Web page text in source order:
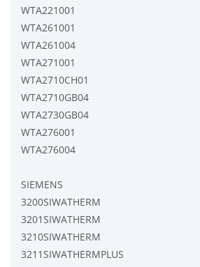
WTA221001
WTA261001
WTA261004
WTA271001
WTA2710CH01
WTA2710GB04
WTA2730GB04
WTA276001
WTA276004
SIEMENS
3200SIWATHERM
3201SIWATHERM
3210SIWATHERM
3211SIWATHERMPLUS